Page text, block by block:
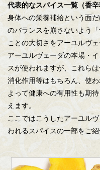
代表的なスパイス一覧（香辛
身体への栄養補給という面
のバランスを崩さないよう
ことの大切さをアーユルヴ
アーユルヴェーダの本場・
スが使われますが、これら
消化作用等はもちろん、使
よって健康への有用性も期
えます。
ここではこうしたアーユル
われるスパイスの一部をご紹